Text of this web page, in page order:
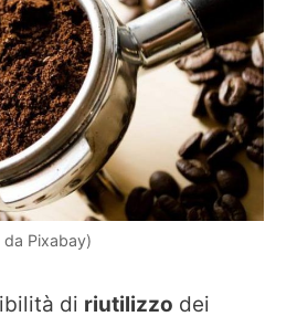
Pixabay)
di riutilizzo dei